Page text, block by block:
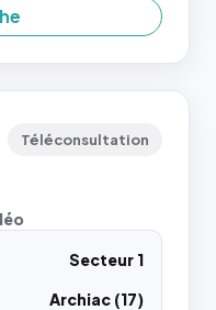
Téléconsultation
Secteur 1
Archiac (17)